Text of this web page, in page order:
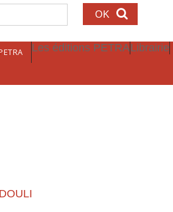
Les éditions PETRALibrairie